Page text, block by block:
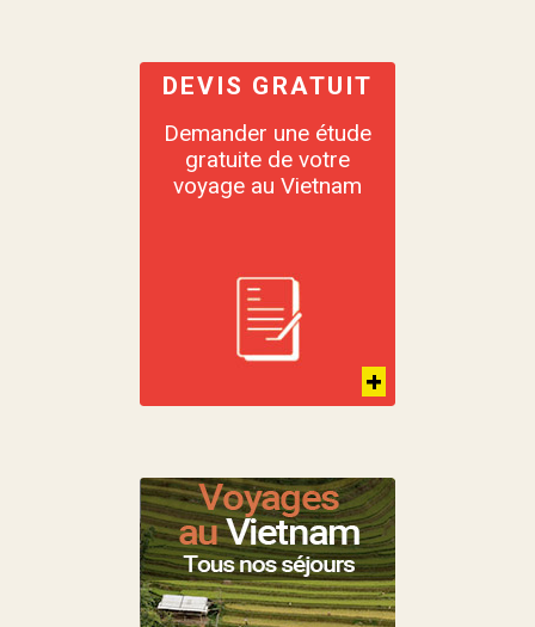
DEVIS GRATUIT
Demander une étude
gratuite de votre
voyage au Vietnam